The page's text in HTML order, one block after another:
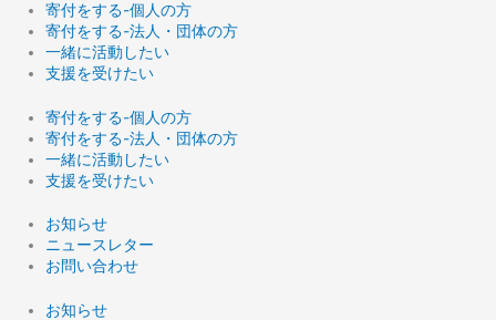
寄付をする-個人の方
寄付をする-法人・団体の方
一緒に活動したい
支援を受けたい
寄付をする-個人の方
寄付をする-法人・団体の方
一緒に活動したい
支援を受けたい
お知らせ
ニュースレター
お問い合わせ
お知らせ